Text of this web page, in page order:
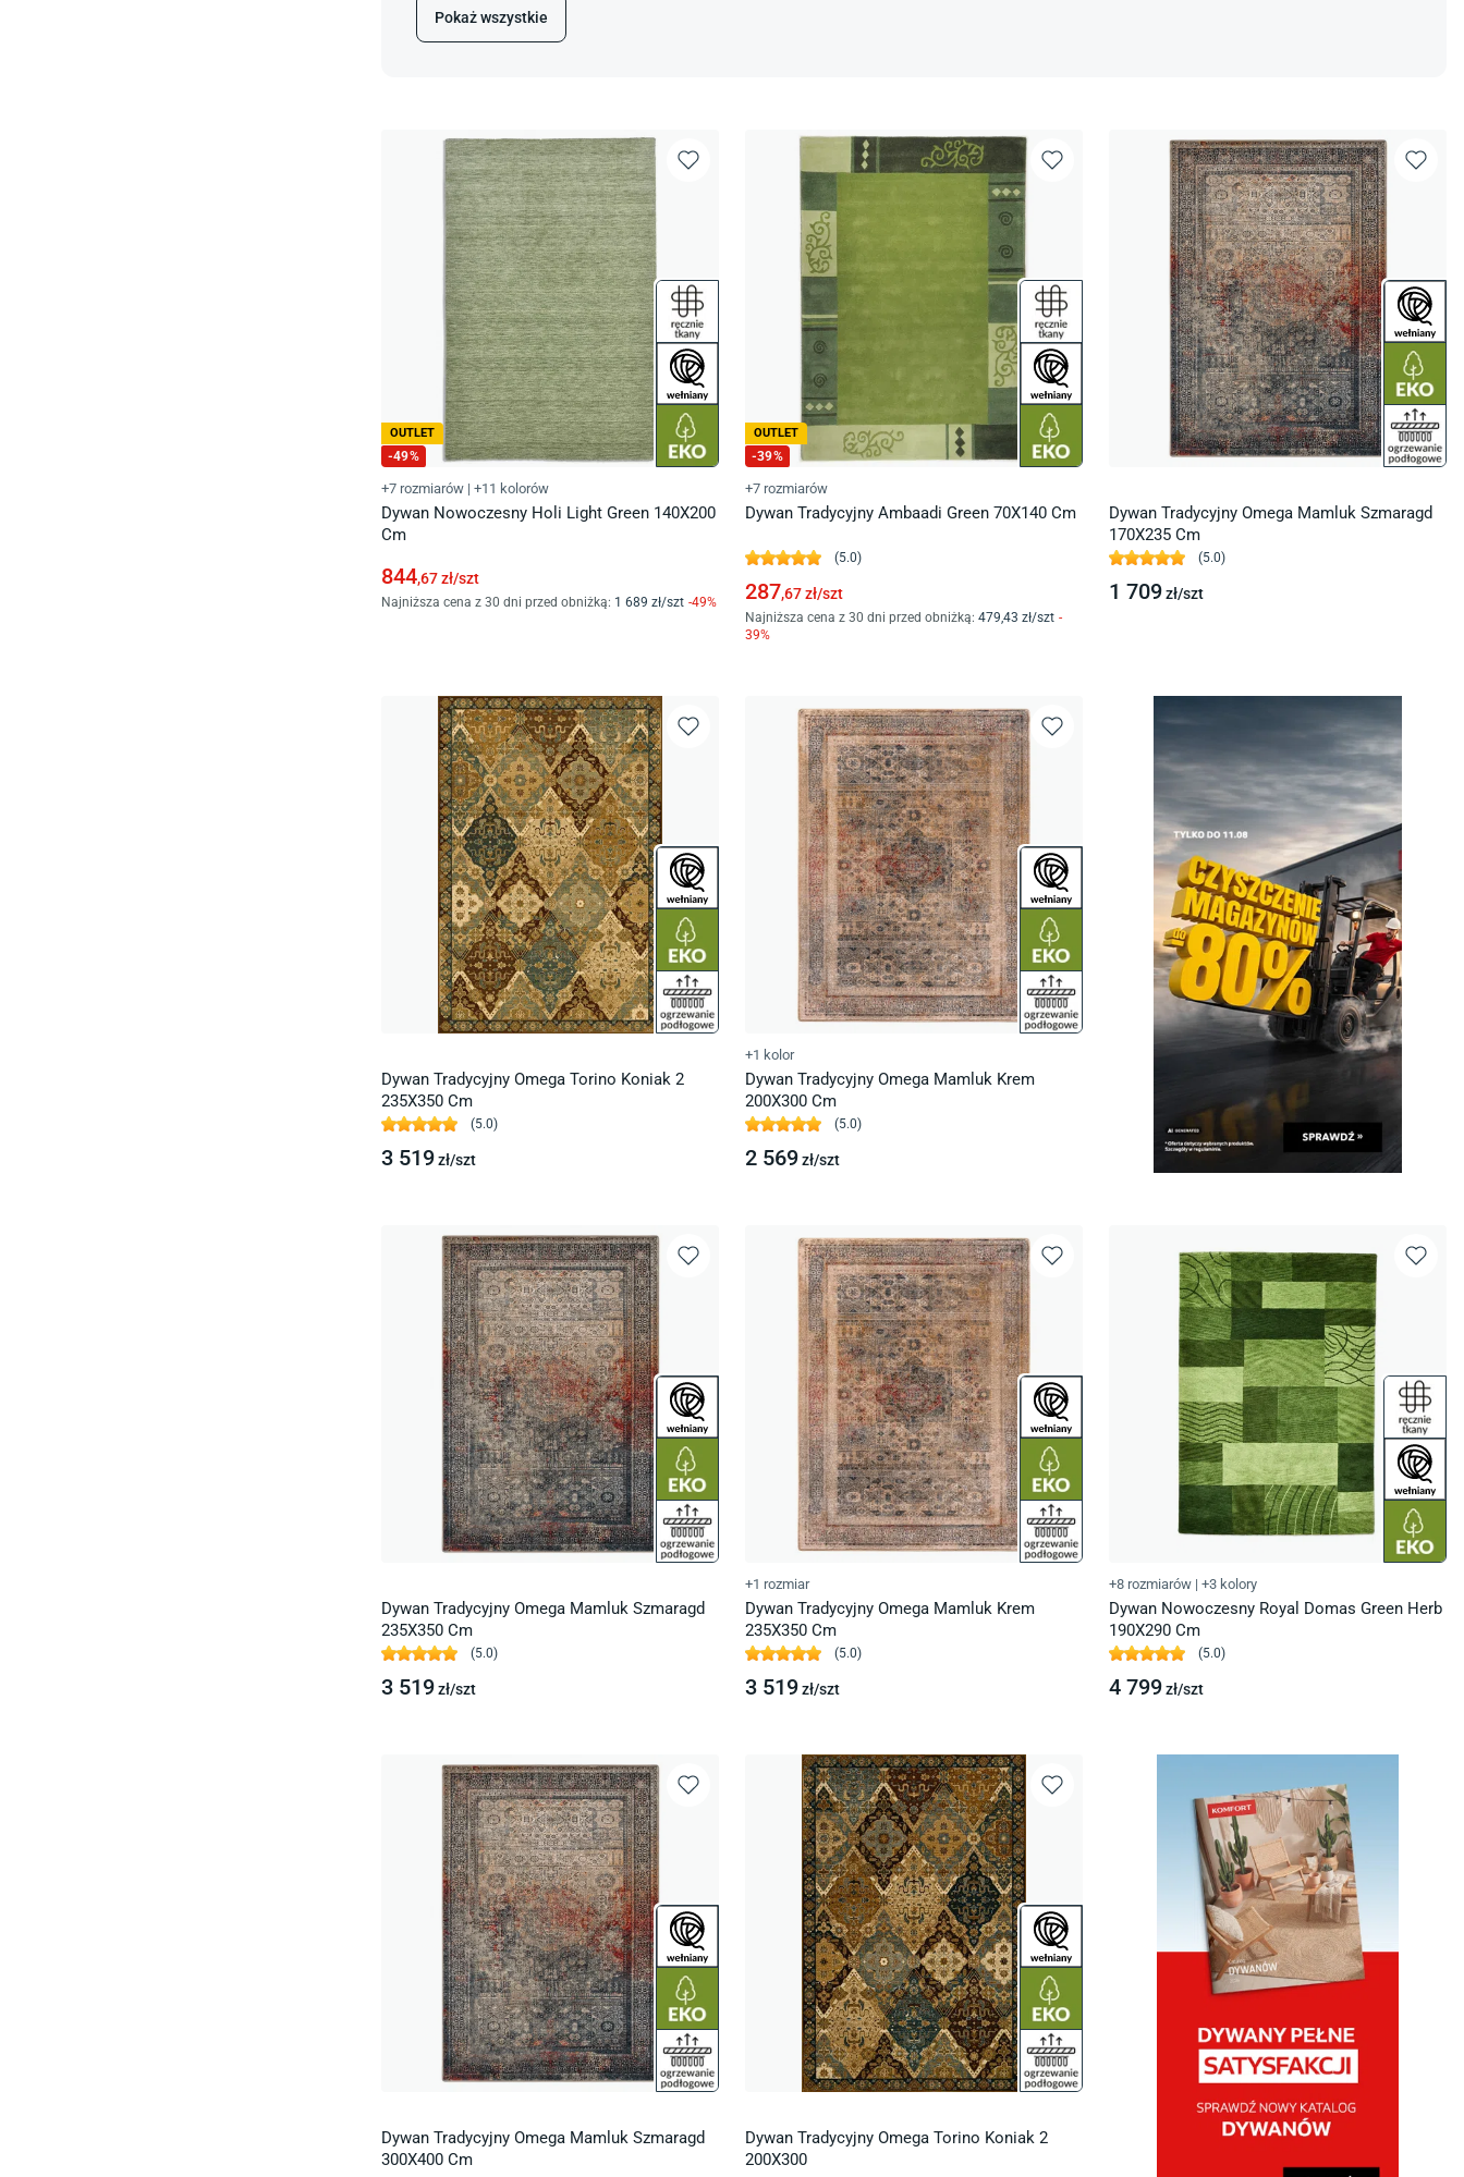
Pokaż wszystkie
OUTLET
-49%
+7 rozmiarów | +11 kolorów
Dywan Nowoczesny Holi Light Green 140X200
Cm
844,67zł/szt
Najniższa cena z 30 dni przed obniżką: 1 689 zł/szt -49%
OUTLET
-39%
+7 rozmiarów
Dywan Tradycyjny Ambaadi Green 70X140 Cm
(5.0)
287,67zł/szt
Najniższa cena z 30 dni przed obniżką: 479,43 zł/szt -
39%
Dywan Tradycyjny Omega Mamluk Szmaragd
170X235 Cm
(5.0)
1 709zł/szt
Dywan Tradycyjny Omega Torino Koniak 2
235X350 Cm
(5.0)
3 519zł/szt
+1 kolor
Dywan Tradycyjny Omega Mamluk Krem
200X300 Cm
(5.0)
2 569zł/szt
Dywan Tradycyjny Omega Mamluk Szmaragd
235X350 Cm
(5.0)
3 519zł/szt
+1 rozmiar
Dywan Tradycyjny Omega Mamluk Krem
235X350 Cm
(5.0)
3 519zł/szt
+8 rozmiarów | +3 kolory
Dywan Nowoczesny Royal Domas Green Herb
190X290 Cm
(5.0)
4 799zł/szt
Dywan Tradycyjny Omega Mamluk Szmaragd
300X400 Cm
Dywan Tradycyjny Omega Torino Koniak 2
200X300